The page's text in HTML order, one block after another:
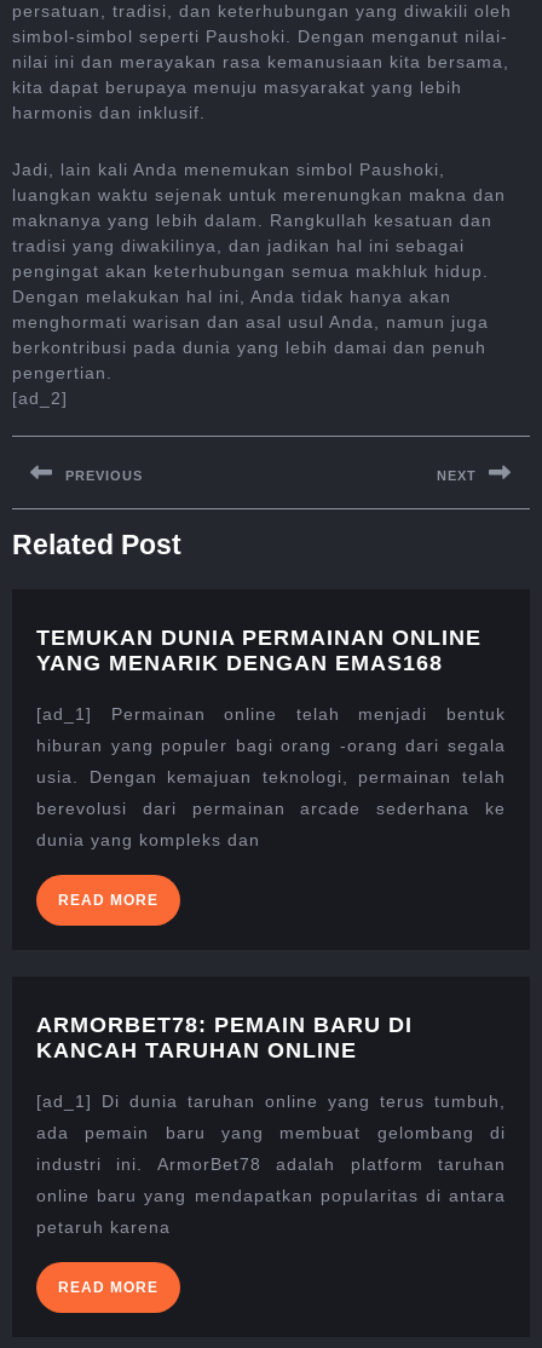
persatuan, tradisi, dan keterhubungan yang diwakili oleh
simbol-simbol seperti Paushoki. Dengan menganut nilai-
nilai ini dan merayakan rasa kemanusiaan kita bersama,
kita dapat berupaya menuju masyarakat yang lebih
harmonis dan inklusif.
Jadi, lain kali Anda menemukan simbol Paushoki,
luangkan waktu sejenak untuk merenungkan makna dan
maknanya yang lebih dalam. Rangkullah kesatuan dan
tradisi yang diwakilinya, dan jadikan hal ini sebagai
pengingat akan keterhubungan semua makhluk hidup.
Dengan melakukan hal ini, Anda tidak hanya akan
menghormati warisan dan asal usul Anda, namun juga
berkontribusi pada dunia yang lebih damai dan penuh
pengertian.
[ad_2]
Post
navigation
PREVIOUS
post:
NEXT
Related Post
TEMUKAN DUNIA PERMAINAN ONLINE
YANG MENARIK DENGAN EMAS168
ONLINE
DENGAN
[ad_1] Permainan online telah menjadi bentuk
hiburan yang populer bagi orang -orang dari segala
usia. Dengan kemajuan teknologi, permainan telah
berevolusi dari permainan arcade sederhana ke
dunia yang kompleks dan
READ MORE READ
MORE
ARMORBET78: PEMAIN BARU DI
KANCAH TARUHAN ONLINE
BARU
DI
KANCAH
TARUHAN
ONLINE
[ad_1] Di dunia taruhan online yang terus tumbuh,
ada pemain baru yang membuat gelombang di
industri ini. ArmorBet78 adalah platform taruhan
online baru yang mendapatkan popularitas di antara
petaruh karena
READ MORE READ
MORE